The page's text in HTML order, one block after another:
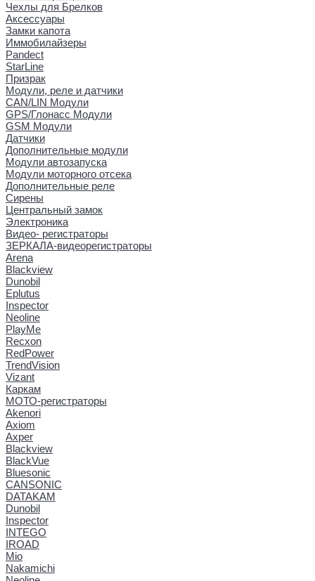
Чехлы для Брелков
Аксессуары
Замки капота
Иммобилайзеры
Pandect
StarLine
Призрак
Модули, реле и датчики
CAN/LIN Модули
GPS/Глонасс Модули
GSM Модули
Датчики
Дополнительные модули
Модули автозапуска
Модули моторного отсека
Дополнительные реле
Сирены
Центральный замок
Электроника
Видео- регистраторы
ЗЕРКАЛА-видеорегистраторы
Arena
Blackview
Dunobil
Eplutus
Inspector
Neoline
PlayMe
Recxon
RedPower
TrendVision
Vizant
Каркам
МОТО-регистраторы
Akenori
Axiom
Axper
Blackview
BlackVue
Bluesonic
CANSONIC
DATAKAM
Dunobil
Inspector
INTEGO
IROAD
Mio
Nakamichi